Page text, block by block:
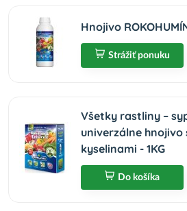
Hnojivo
Strážiť ponuku
Všetky rastliny –
univerzálne hnojivo
kyselinami - 1KG
Do košíka